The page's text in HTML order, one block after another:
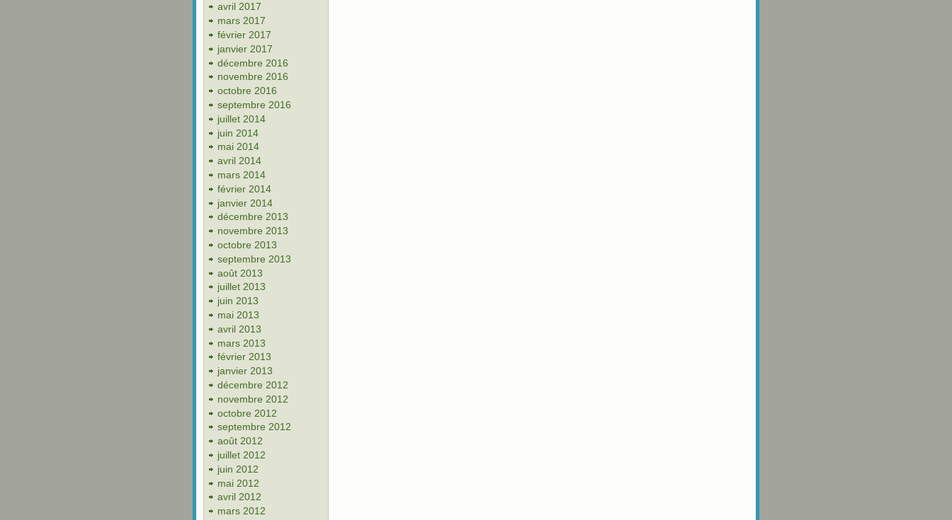
avril 2017
mars 2017
février 2017
janvier 2017
décembre 2016
novembre 2016
octobre 2016
septembre 2016
juillet 2014
juin 2014
mai 2014
avril 2014
mars 2014
février 2014
janvier 2014
décembre 2013
novembre 2013
octobre 2013
septembre 2013
août 2013
juillet 2013
juin 2013
mai 2013
avril 2013
mars 2013
février 2013
janvier 2013
décembre 2012
novembre 2012
octobre 2012
septembre 2012
août 2012
juillet 2012
juin 2012
mai 2012
avril 2012
mars 2012